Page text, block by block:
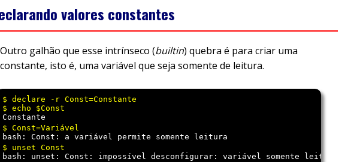
valores constantes
Outro galhão que esse intrínseco (builtin) quebra é para criar uma
constante, isto é, uma variável que seja somente de leitura.
$ declare -r Const=Constante
Constante
bash: Const: a variável permite somente leitura
bash: unset: Const: impossível desconfigurar: variável somente leitura